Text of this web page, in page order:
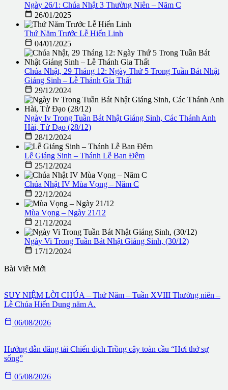
Ngày 26/1: Chúa Nhật 3 Thường Niên – Năm C
 26/01/2025
Thứ Năm Trước Lễ Hiển Linh
 04/01/2025
Chúa Nhật, 29 Tháng 12: Ngày Thứ 5 Trong Tuần Bát Nhật
Giáng Sinh – Lễ Thánh Gia Thất
 29/12/2024
Ngày Iv Trong Tuần Bát Nhật Giáng Sinh, Các Thánh Anh
Hài, Tử Đạo (28/12)
 28/12/2024
Lễ Giáng Sinh – Thánh Lễ Ban Đêm
 25/12/2024
Chúa Nhật IV Mùa Vọng – Năm C
 22/12/2024
Mùa Vọng – Ngày 21/12
 21/12/2024
Ngày Vi Trong Tuần Bát Nhật Giáng Sinh, (30/12)
 17/12/2024
Bài Viết Mới
SUY NIỆM LỜI CHÚA – Thứ Năm – Tuần XVIII Thường niên –
Lễ Chúa Hiển Dung năm A.
 06/08/2026
Hướng dẫn đăng tải Chiến dịch Trồng cây toàn cầu “Hơi thở sự
sống”
 05/08/2026